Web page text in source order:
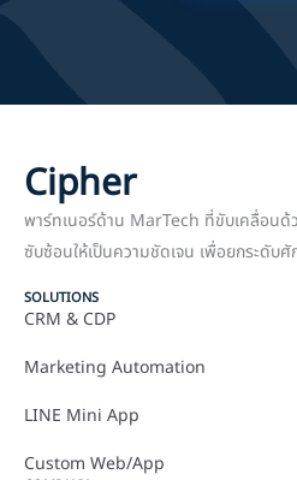
Cipher
พาร์ทเนอร์ด้าน MarTech ที่ขับเคลื่อนด้
ซับซ้อนให้เป็นความชัดเจน เพื่อยกระดับ
SOLUTIONS
CRM & CDP
Marketing Automation
LINE Mini App
Custom Web/App